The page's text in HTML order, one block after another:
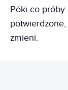
Póki co próby
zmieni.